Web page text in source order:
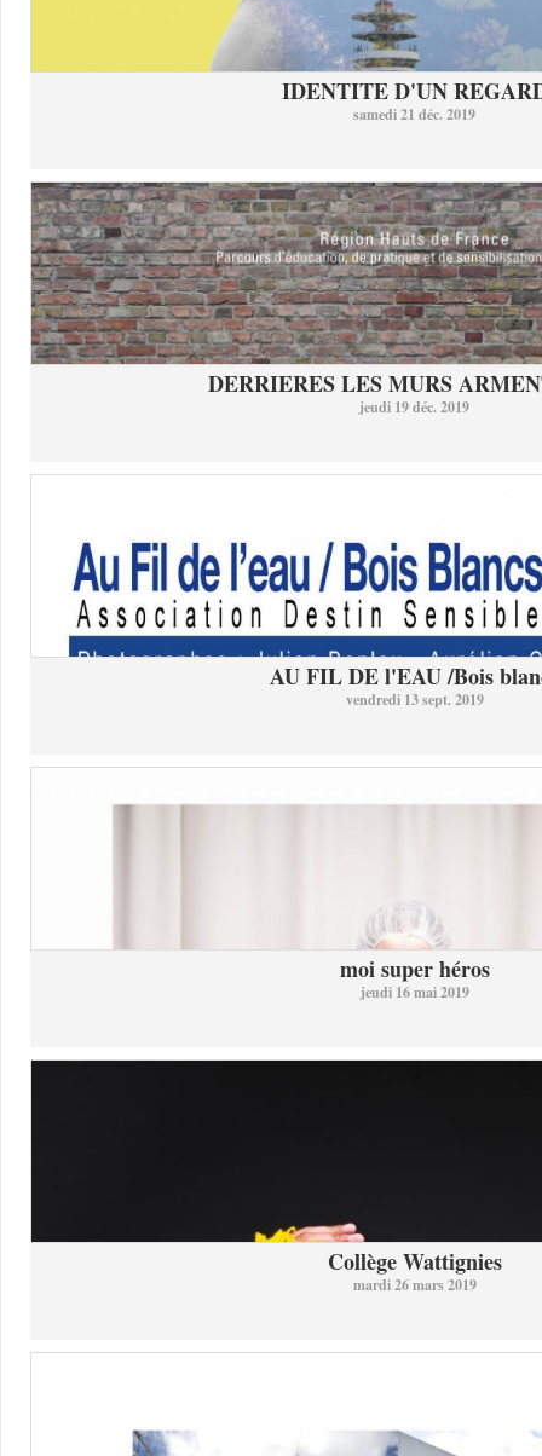
IDENTITE D'UN
samedi 21 déc. 2019
DERRIERES LES MURS
jeudi 19 déc. 2019
AU FIL DE l'EAU /Bois
vendredi 13 sept. 2019
moi super héros
jeudi 16 mai 2019
Collège Wattignies
mardi 26 mars 2019